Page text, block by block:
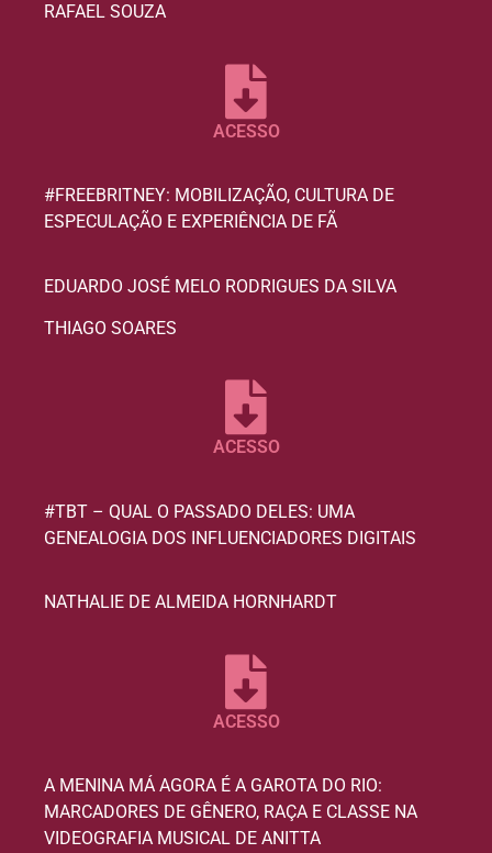
RAFAEL SOUZA
ACESSO
#FREEBRITNEY: MOBILIZAÇÃO, CULTURA DE
ESPECULAÇÃO E EXPERIÊNCIA DE FÃ
EDUARDO JOSÉ MELO RODRIGUES DA SILVA
THIAGO SOARES
ACESSO
#TBT – QUAL O PASSADO DELES: UMA
GENEALOGIA DOS INFLUENCIADORES DIGITAIS
NATHALIE DE ALMEIDA HORNHARDT
ACESSO
A MENINA MÁ AGORA É A GAROTA DO RIO:
MARCADORES DE GÊNERO, RAÇA E CLASSE NA
VIDEOGRAFIA MUSICAL DE ANITTA